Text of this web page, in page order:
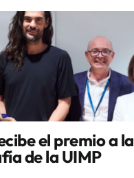
el premio a la
de la UIMP